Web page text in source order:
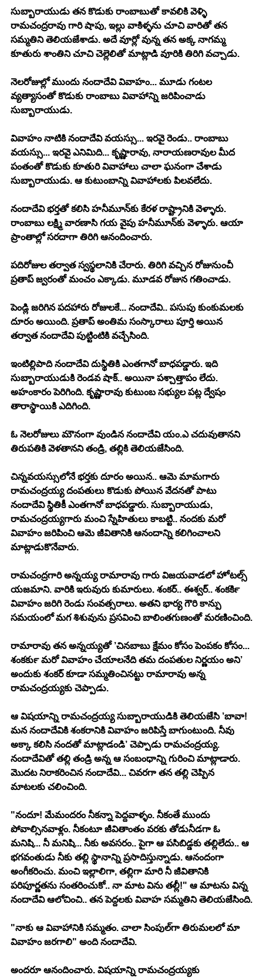
సుబ్బారాయుడు తన కొడుకు రాంబాబుతో కావలికి వెళ్ళి
రామచంద్రరావు గారి షాపు, ఇల్లు వాకిళ్ళను చూచి వారితో తన
సమ్మతిని తెలియజేశాడు. అదే వూర్లో వున్న తన అక్క నాగమ్మ
కూతురు శాంతిని చూచి చెల్లెలితో మాట్లాడి వూరికి తిరిగి వచ్చాడు.
నెలరోజుల్లో ముందు నందాదేవి వివాహం... మూడు గంటల
వ్యత్యాసంతో కొడుకు రాంబాబు వివాహాన్ని జరిపించాడు
సుబ్బారాయుడు.
వివాహం నాటికి నందాదేవి వయస్సు... ఇరవై రెండు.. రాంబాబు
వయస్సు... ఇరవై ఎనిమిది... కృష్ణారావు, నారాయణరావుల మీద
పంతంతో కొడుకు కూతురి వివాహాలు చాలా ఘనంగా చేశాడు
సుబ్బారాయుడు. ఆ కుటుంబాన్ని వివాహాలకు పిలవలేదు.
నందాదేవి భర్తతో కలిసి హనీమూన్‍కు కేరళ రాష్ట్రానికి వెళ్ళారు.
రాంబాబు లక్ష్మి వారణాసి గయ వైపు హనీమూన్‍కు వెళ్ళారు. ఆయా
ప్రాంతాల్లో సరదాగా తిరిగి ఆనందించారు.
పదిరోజుల తర్వాత స్వస్థలానికి చేరారు. తిరిగి వచ్చిన రోజునుంచీ
ప్రతాప్ జ్వరంతో మంచం ఎక్కాడు. మూడవ రోజున గతించాడు.
పెండ్లి జరిగిన పదహారు రోజులకే... నందాదేవి.. పసుపు కుంకుమలకు
దూరం అయింది. ప్రతాప్ అంతిమ సంస్కారాలు పూర్తి అయిన
తర్వాత నందాదేవి పుట్టింటికి వచ్చేసింది.
ఇంటిల్లిపాది నందాదేవి దుస్థితికి ఎంతగానో బాధపడ్డారు. ఇది
సుబ్బారాయుడుకి రెండవ షాక్.. అయినా పశ్చాత్తాపం లేదు.
అహంకారం పెరిగింది. కృష్ణారావు కుటుంబ సభ్యుల పట్ల ద్వేషం
తారాస్థాయికి ఎదిగింది.
ఓ నెలరోజులు మౌనంగా వుండిన నందాదేవి యం.ఎ చదువుతానని
తిరుపతికి వెళతానని తండ్రి, తల్లికి తెలియజేసింది.
చిన్నవయస్సులోనే భర్తకు దూరం అయిన.. ఆమె మామగారు
రామచంద్రయ్య దంపతులు కొడుకు పోయిన వేదనతో పాటు
నందాదేవి స్థితికీ ఎంతగానో బాధపడ్డారు. సుబ్బారాయుడు,
రామచంద్రయ్యగారు మంచి స్నేహితులు కాబట్టి.. నందకు మరో
వివాహం జరిపించి ఆమె జీవితానికి ఆనందాన్ని కలిగించాలని
మాట్లాడుకొనేవారు.
రామచంద్రగారి అన్నయ్య రామారావు గారు విజయవాడలో హోటల్స్
యజమాని. వారికి ఇరువురు కుమారులు. శంకర్.. ఈశ్వర్.. శంకర్‍కి
వివాహం జరిగి రెండు సంవత్సరాలు. అతని భార్య గౌరి కాన్పు
సమయంలో మగ శిశువును ప్రసవించి బాలింతగుణంతో మరణించింది.
రామారావు తన అన్నయ్యతో ’చినబాబు క్షేమం కోసం పెంపకం కోసం...
శంకర్‍కు మరో వివాహం చేయాలనేది తమ దంపతుల నిర్ణయం అని’
అందుకు శంకర్ కూడా సమ్మతించినట్టు రామారావు అన్న
రామచంద్రయ్యకు చెప్పాడు.
ఆ విషయాన్ని రామచంద్రయ్య సుబ్బారాయుడికి తెలియజేసి ’బావా!
మన నందాదేవికి శంకరానికి వివాహం జరిపిస్తే బాగుంటుంది. నీవు
అక్కా కలిసి నందతో మాట్లాడండి’ చెప్పాడు రామచంద్రయ్య.
నందాదేవితో తల్లి తండ్రి అన్న ఆ సంబంధాన్ని గురించి మాట్లాడారు.
మొదట నిరాకరించిన నందాదేవి... చివరగా తన తల్లి చెప్పిన
మాటలకు చలించింది.
"నందూ! మేమందరం నీకన్నా పెద్దవాళ్ళం. నీకంతే ముందు
పోవాల్సినవాళ్లం. నీకంటూ జీవితాంతం వరకు తోడునీడగా ఓ
మనిషి... నీ మనిషి... నీకు అవసరం.. పైగా ఆ పసిబిడ్డకు తల్లిలేదు.. ఆ
భగవంతుడు నీకు తల్లి స్థానాన్ని ప్రసాదిస్తున్నాడు. ఆనందంగా
అంగీకరించు. మంచి ఇల్లాలిగా, తల్లిగా మారి నీ జీవితానికి
పరిపూర్ణతను సంతరించుకో.. నా మాట విను తల్లీ!" ఆ మాటను విన్న
నందాదేవి ఆలోచించి.. తన పెద్దలకు వివాహ సమ్మతిని తెలియజేసింది.
"నాకు ఆ వివాహానికి సమ్మతం. చాలా సింపుల్‍గా తిరుమలలో మా
వివాహం జరగాలి" అంది నందాదేవి.
అందరూ ఆనందించారు. విషయాన్ని రామచంద్రయ్యకు